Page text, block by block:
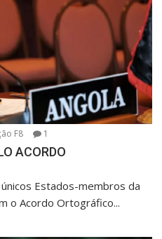
F8 1
ACORDO
Estados-membros da
o Acordo Ortográfico...